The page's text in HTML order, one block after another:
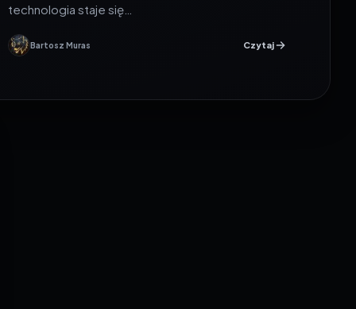
technologia staje­ się…
Bartosz Muras Czytaj